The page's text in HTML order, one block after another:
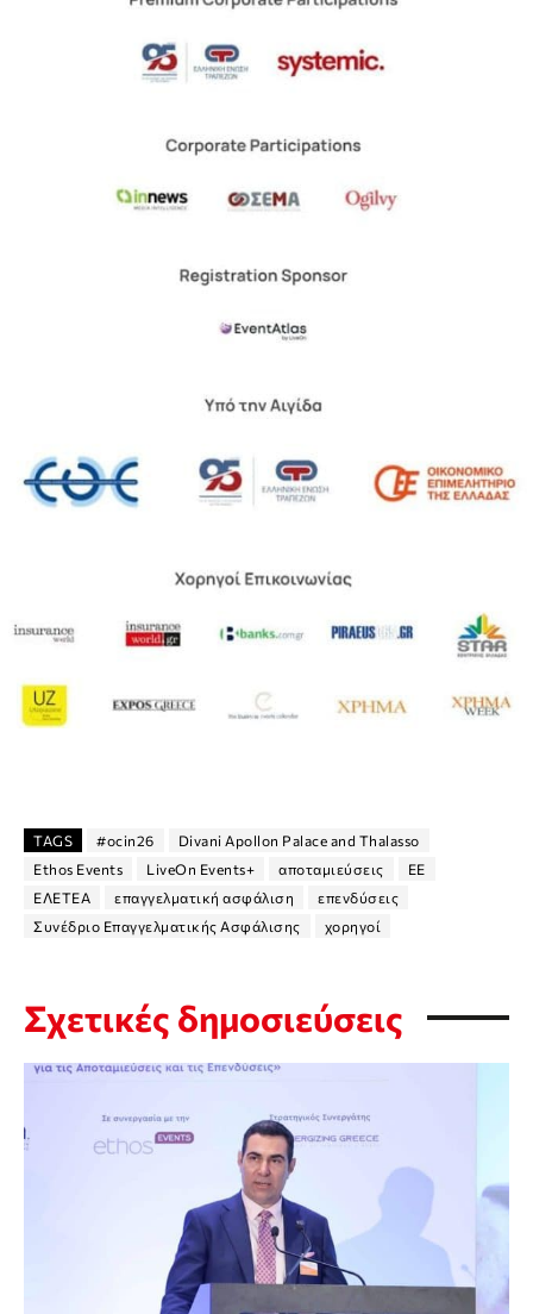
TAGS #ocin26
Divani Apollon Palace and Thalasso
Ethos Events
LiveOn Events+ αποταμιεύσεις
ΕΕ
ΕΛΕΤΕΑ
επαγγελματική ασφάλιση
επενδύσεις
Συνέδριο Επαγγελματικής Ασφάλισης
χορηγοί
Σχετικές δημοσιεύσεις